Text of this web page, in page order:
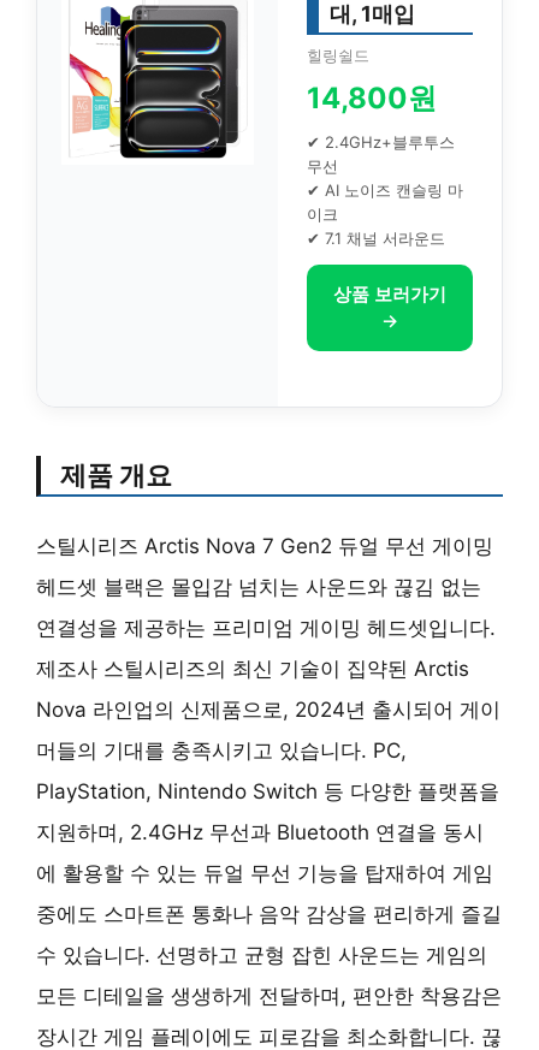
대, 1매입
힐링쉴드
14,800원
✔ 2.4GHz+블루투스
무선
✔ AI 노이즈 캔슬링 마
이크
✔ 7.1 채널 서라운드
상품 보러가기
→
제품 개요
스틸시리즈 Arctis Nova 7 Gen2 듀얼 무선 게이밍
헤드셋 블랙은 몰입감 넘치는 사운드와 끊김 없는
연결성을 제공하는 프리미엄 게이밍 헤드셋입니다.
제조사 스틸시리즈의 최신 기술이 집약된 Arctis
Nova 라인업의 신제품으로, 2024년 출시되어 게이
머들의 기대를 충족시키고 있습니다. PC,
PlayStation, Nintendo Switch 등 다양한 플랫폼을
지원하며, 2.4GHz 무선과 Bluetooth 연결을 동시
에 활용할 수 있는 듀얼 무선 기능을 탑재하여 게임
중에도 스마트폰 통화나 음악 감상을 편리하게 즐길
수 있습니다. 선명하고 균형 잡힌 사운드는 게임의
모든 디테일을 생생하게 전달하며, 편안한 착용감은
장시간 게임 플레이에도 피로감을 최소화합니다. 끊